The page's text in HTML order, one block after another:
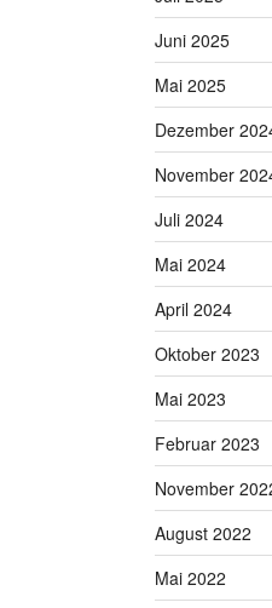
Juni 2025
Mai 2025
Dezember
November
Juli 2024
Mai 2024
April 2024
Oktober 2023
Mai 2023
Februar 2023
November
August 2022
Mai 2022